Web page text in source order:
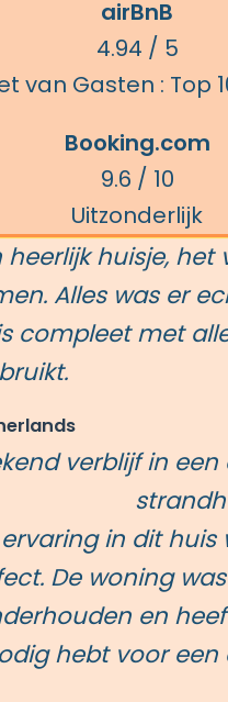
airBnB
4.94 / 5
van Gasten : Top
Booking.com
9.6 / 10
Uitzonderlijk
heerlijk huisje, het
Alles was er
compleet met
verblijf in
in dit huis
De woning
en
hebt voor